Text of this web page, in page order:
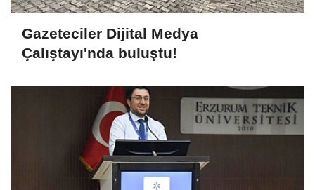
Gazeteciler Dijital Medya
Çalıştayı'nda buluştu!